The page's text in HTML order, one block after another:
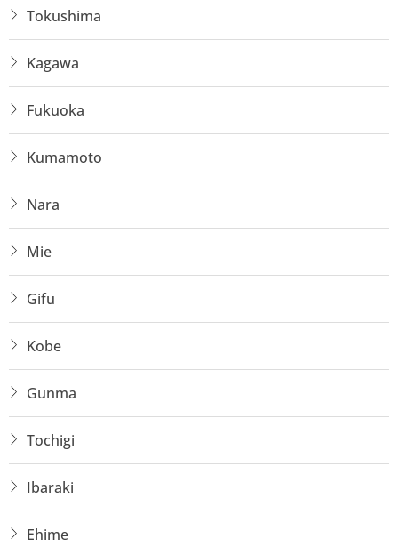
Tokushima
Kagawa
Fukuoka
Kumamoto
Nara
Mie
Gifu
Kobe
Gunma
Tochigi
Ibaraki
Ehime